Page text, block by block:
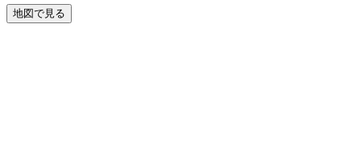
地図で見る